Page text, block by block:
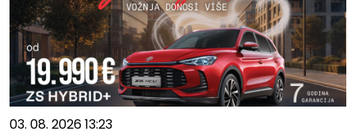
03. 08. 2026 13:23